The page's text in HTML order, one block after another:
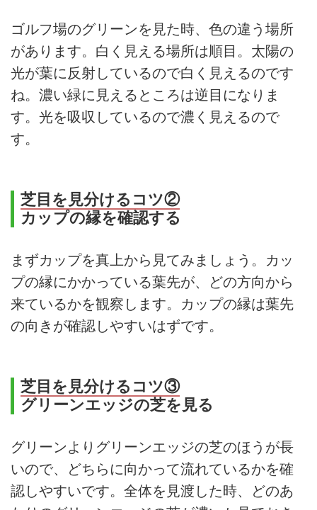
ゴルフ場のグリーンを見た時、色の違う場所
があります。白く見える場所は順目。太陽の
光が葉に反射しているので白く見えるのです
ね。濃い緑に見えるところは逆目になりま
す。光を吸収しているので濃く見えるので
す。
芝目を見分けるコツ②
カップの縁を確認する
まずカップを真上から見てみましょう。カッ
プの縁にかかっている葉先が、どの方向から
来ているかを観察します。カップの縁は葉先
の向きが確認しやすいはずです。
芝目を見分けるコツ③
グリーンエッジの芝を見る
グリーンよりグリーンエッジの芝のほうが長
いので、どちらに向かって流れているかを確
認しやすいです。全体を見渡した時、どのあ